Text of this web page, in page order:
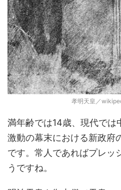
孝明天皇／
満年齢では14歳、現代では
激動の幕末における新政府
です。常人であればプレッ
うですね。